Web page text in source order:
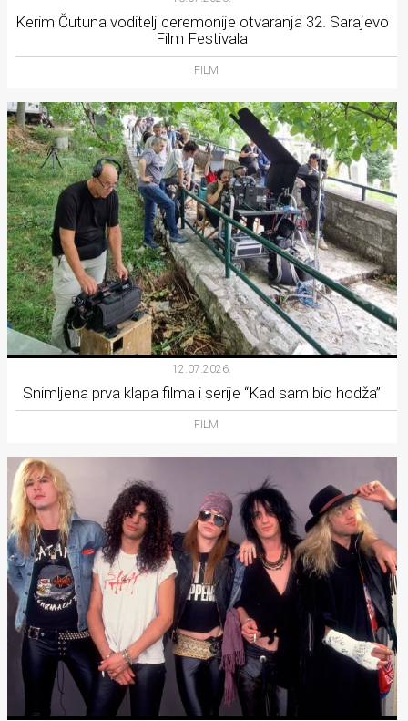
Kerim Čutuna voditelj ceremonije otvaranja 32. Sarajevo
Film Festivala
FILM
12.07.2026.
Snimljena prva klapa filma i serije “Kad sam bio hodža”
FILM